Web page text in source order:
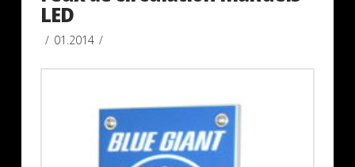
LED
01.2014